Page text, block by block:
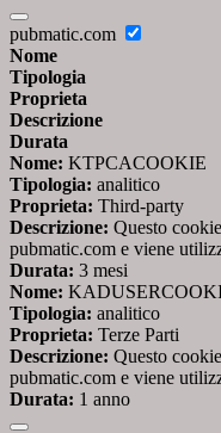
pubmatic.com
Nome
Tipologia
Proprieta
Descrizione
Durata
Nome: KTPCACOOKIE
Tipologia: analitico
Proprieta: Third-party
Descrizione: Questo
pubmatic.com e viene
Durata: 3 mesi
Nome:
Tipologia: analitico
Proprieta: Terze Parti
Descrizione: Questo
pubmatic.com e viene
Durata: 1 anno